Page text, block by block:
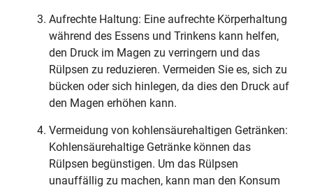
Aufrechte Haltung: Eine aufrechte Körperhaltung
während des Essens und Trinkens kann helfen,
den Druck im Magen zu verringern und das
Rülpsen zu reduzieren. Vermeiden Sie es, sich zu
bücken oder sich hinlegen, da dies den Druck auf
den Magen erhöhen kann.
Vermeidung von kohlensäurehaltigen Getränken:
Kohlensäurehaltige Getränke können das
Rülpsen begünstigen. Um das Rülpsen
unauffällig zu machen, kann man den Konsum